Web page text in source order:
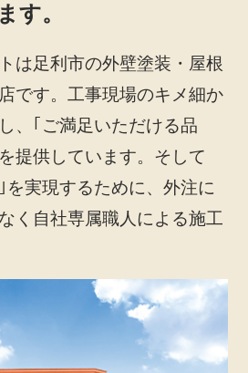
す。
は足利市の外壁塗装・屋根
です。工事現場のキメ細か
、｢ご満足いただける品
提供しています。そして
を実現するために、外注に
く自社専属職人による施工